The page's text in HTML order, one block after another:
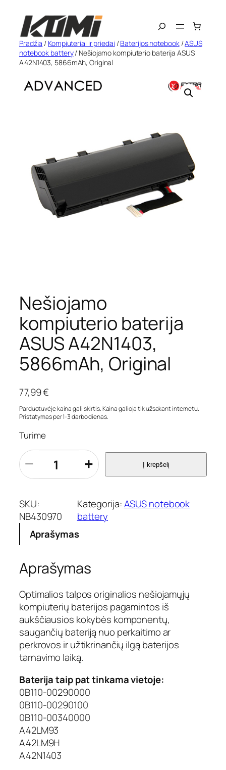
turinio
Search
Pradžia / Kompiuteriai ir priedai /Baterijos notebook/ASUS
notebook battery/ Nešiojamo kompiuterio baterija ASUS
A42N1403, 5866mAh, Original
Nešiojamo
kompiuterio baterija
ASUS A42N1403,
5866mAh, Original
77,99€
Parduotuvėje kaina gali skirtis. Kaina galioja tik užsakant internetu.
Pristatymas per 1-3 darbo dienas.
Turime
p
r
o
u
k
t
k
e
i
s
:
N
e
š
i
j
a
m
o
k
o
m
p
− + Į krepšelį
SKU:
NB430970
Kategorija:ASUS notebook
battery
Aprašymas
Aprašymas
Optimalios talpos originalios nešiojamųjų
kompiuterių baterijos pagamintos iš
aukščiausios kokybės komponentų,
saugančių bateriją nuo perkaitimo ar
perkrovos ir užtikrinančių ilgą baterijos
tarnavimo laiką.
Baterija taip pat tinkama vietoje:
0B110-00290000
0B110-00290100
0B110-00340000
A42LM93
A42LM9H
A42N1403